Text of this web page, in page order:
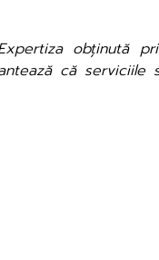
obținută
că serviciile